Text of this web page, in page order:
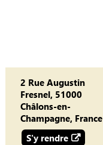
2 Rue Augustin
Fresnel, 51000
Châlons-en-
Champagne, France
S'y rendre